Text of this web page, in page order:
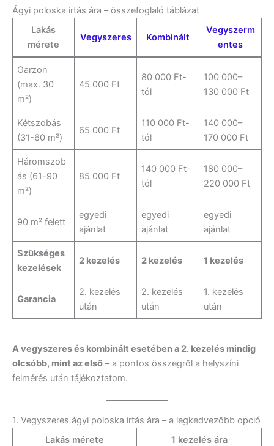
Ágyi poloska irtás ára – összefoglaló táblázat
Lakás
mérete
Vegyszeres Kombinált
Vegyszerm
entes
Garzon
(max. 30
m²)
45 000 Ft
80 000 Ft-
tól
100 000–
130 000 Ft
Kétszobás
(31-60 m²)
65 000 Ft
110 000 Ft-
tól
140 000–
170 000 Ft
Háromszob
ás (61-90
m²)
85 000 Ft
140 000 Ft-
tól
180 000–
220 000 Ft
90 m² felett
egyedi
ajánlat
egyedi
ajánlat
egyedi
ajánlat
Szükséges
kezelések
2 kezelés 2 kezelés 1 kezelés
Garancia
2. kezelés
után
2. kezelés
után
1. kezelés
után
A vegyszeres és kombinált esetében a 2. kezelés mindig
olcsóbb, mint az első – a pontos összegről a helyszíni
felmérés után tájékoztatom.
1. Vegyszeres ágyi poloska irtás ára – a legkedvezőbb opció
Lakás mérete
1 kezelés ára